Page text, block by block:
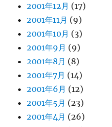
2001年12月 (17)
2001年11月 (9)
2001年10月 (3)
2001年9月 (9)
2001年8月 (8)
2001年7月 (14)
2001年6月 (12)
2001年5月 (23)
2001年4月 (26)